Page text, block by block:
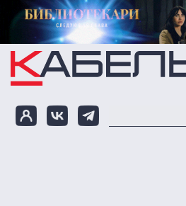
Перейти к основному содержанию